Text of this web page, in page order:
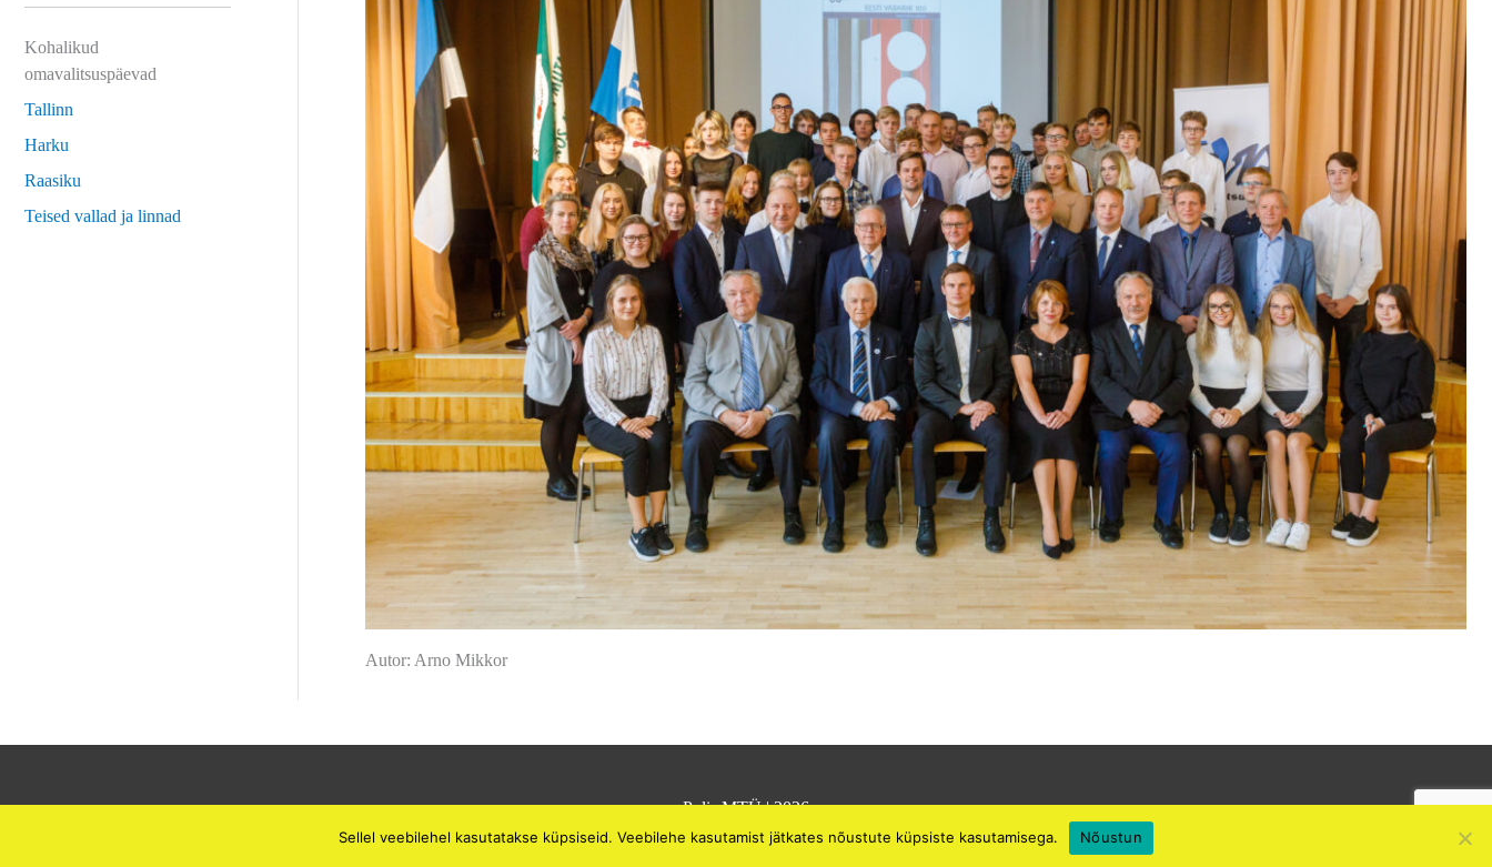
Kohalikud
omavalitsuspäevad
Tallinn
Harku
Raasiku
Teised vallad ja linnad
Autor: Arno Mikkor
Polis MTÜ| 2026
Sellel veebilehel kasutatakse küpsiseid. Veebilehe kasutamist jätkates nõustute küpsiste kasutamisega. Nõustun